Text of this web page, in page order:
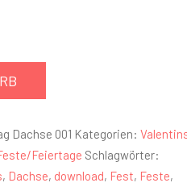
Dachse 001 Kategorien:
Feiertage Schlagwörter:
, Dachse, download, Fest, Feste,